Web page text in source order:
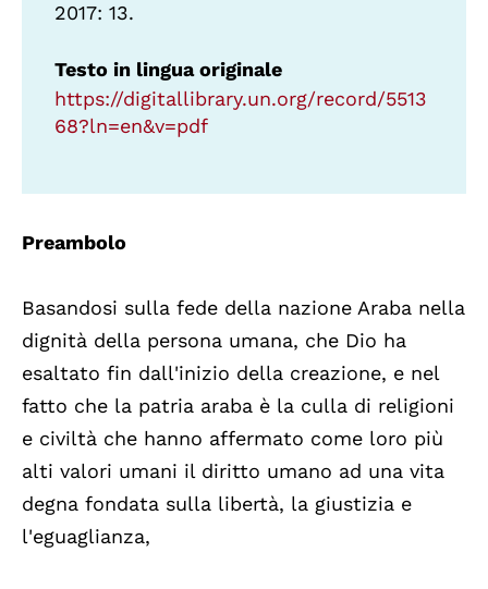
2017: 13.
Testo in lingua originale
https://digitallibrary.un.org/record/5513
68?ln=en&v=pdf
Preambolo
Basandosi sulla fede della nazione Araba nella
dignità della persona umana, che Dio ha
esaltato fin dall'inizio della creazione, e nel
fatto che la patria araba è la culla di religioni
e civiltà che hanno affermato come loro più
alti valori umani il diritto umano ad una vita
degna fondata sulla libertà, la giustizia e
l'eguaglianza,